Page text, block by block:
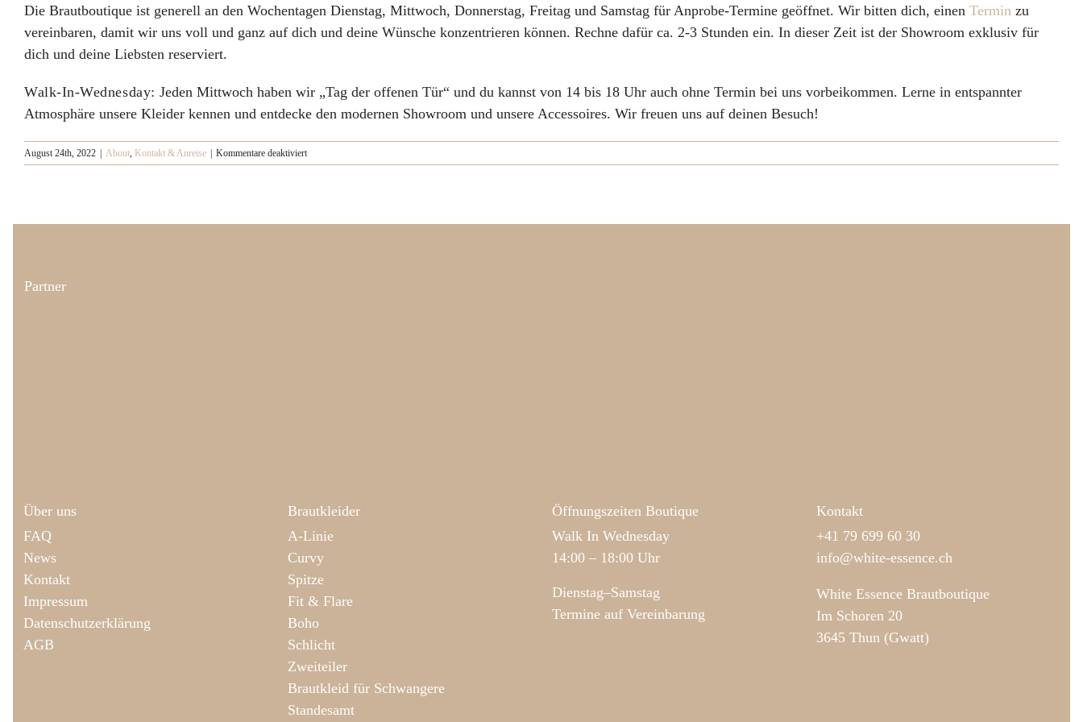
Zum
Inhalt
springen
Die Brautboutique ist generell an den Wochentagen Dienstag, Mittwoch, Donnerstag, Freitag und Samstag für Anprobe-Termine geöffnet. Wir bitten dich, einen Termin zu
vereinbaren, damit wir uns voll und ganz auf dich und deine Wünsche konzentrieren können. Rechne dafür ca. 2-3 Stunden ein. In dieser Zeit ist der Showroom exklusiv für
dich und deine Liebsten reserviert.
Walk-In-Wednesday: Jeden Mittwoch haben wir „Tag der offenen Tür“ und du kannst von 14 bis 18 Uhr auch ohne Termin bei uns vorbeikommen. Lerne in entspannter
Atmosphäre unsere Kleider kennen und entdecke den modernen Showroom und unsere Accessoires. Wir freuen uns auf deinen Besuch!
August 24th, 2022 About, Kontakt & Anreise Kommentare deaktiviertfür
Welche
Partner
Über uns
FAQ
News
Kontakt
Impressum
Datenschutzerklärung
AGB
Brautkleider
A-Linie
Curvy
Spitze
Fit & Flare
Boho
Schlicht
Zweiteiler
Brautkleid für Schwangere
Standesamt
Öffnungszeiten Boutique
Walk In Wednesday
14:00 – 18:00 Uhr
Dienstag–Samstag
Termine auf Vereinbarung
Kontakt
+41 79 699 60 30
info@white-essence.ch
White Essence Brautboutique
Im Schoren 20
3645 Thun (Gwatt)